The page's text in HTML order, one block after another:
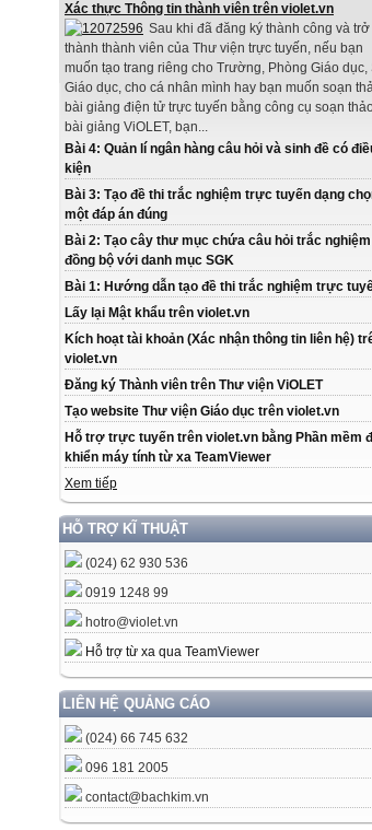
Xác thực Thông tin thành viên trên violet.vn
Sau khi đã đăng ký thành công và trở
thành thành viên của Thư viện trực tuyến, nếu bạn
muốn tạo trang riêng cho Trường, Phòng Giáo dục,
Giáo dục, cho cá nhân mình hay bạn muốn soạn
bài giảng điện tử trực tuyến bằng công cụ soạn
bài giảng ViOLET, bạn...
Bài 4: Quản lí ngân hàng câu hỏi và sinh đề có
kiện
Bài 3: Tạo đề thi trắc nghiệm trực tuyến dạng
một đáp án đúng
Bài 2: Tạo cây thư mục chứa câu hỏi trắc nghiệm
đồng bộ với danh mục SGK
Bài 1: Hướng dẫn tạo đề thi trắc nghiệm trực
Lấy lại Mật khẩu trên violet.vn
Kích hoạt tài khoản (Xác nhận thông tin liên hệ)
violet.vn
Đăng ký Thành viên trên Thư viện ViOLET
Tạo website Thư viện Giáo dục trên violet.vn
Hỗ trợ trực tuyến trên violet.vn bằng Phần mềm
khiển máy tính từ xa TeamViewer
Xem tiếp
HỖ TRỢ KĨ THUẬT
(024) 62 930 536
0919 1248 99
hotro@violet.vn
Hỗ trợ từ xa qua TeamViewer
LIÊN HỆ QUẢNG CÁO
(024) 66 745 632
096 181 2005
contact@bachkim.vn